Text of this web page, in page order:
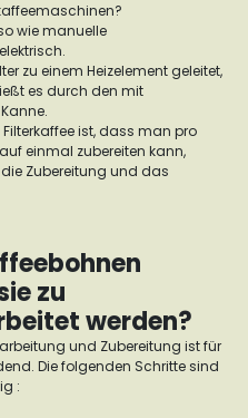
wie manuelle
zu einem Heizelement geleitet,
es durch den mit
ist, dass man pro
einmal zubereiten kann,
Zubereitung und das
zu
werden?
und Zubereitung ist für
Die folgenden Schritte sind
: